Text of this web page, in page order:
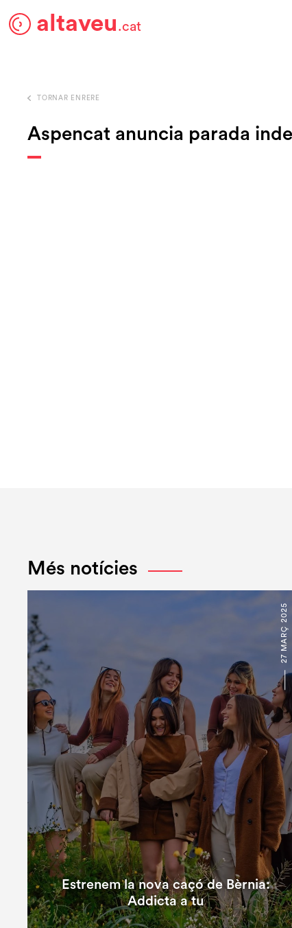
altaveu.cat
TORNAR ENRERE
Aspencat anuncia parada
Més notícies
Estrenem la nova caçó de Bèrnia:
Addicta a tu
27 MARÇ 2025